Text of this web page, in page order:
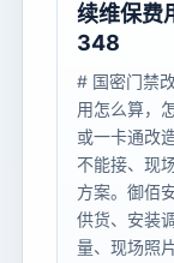
续维保费
348
# 国密门禁
用怎么算，
或一卡通改
不能接、现
方案。御佰
供货、安装
量、现场照